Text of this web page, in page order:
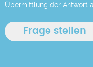
Übermittlung der Antwort